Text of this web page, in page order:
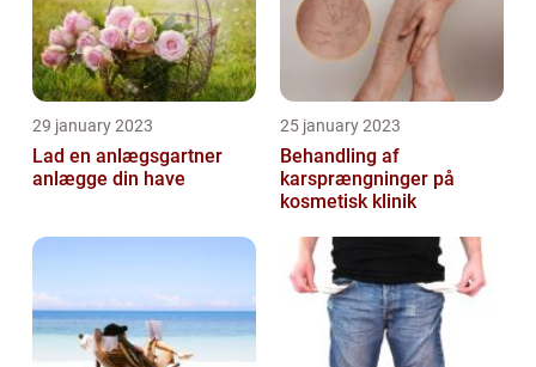
29 january 2023
Lad en anlægsgartner
anlægge din have
25 january 2023
Behandling af
karsprængninger på
kosmetisk klinik